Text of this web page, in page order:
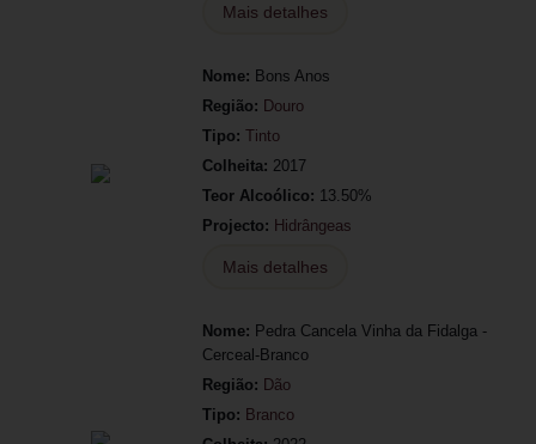
Mais detalhes
Nome: Bons Anos
Região: Douro
Tipo: Tinto
Colheita: 2017
Teor Alcoólico: 13.50%
Projecto: Hidrângeas
Mais detalhes
Nome: Pedra Cancela Vinha da Fidalga -
Cerceal-Branco
Região: Dão
Tipo: Branco